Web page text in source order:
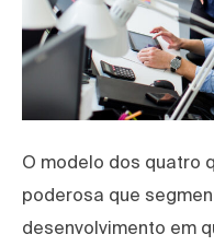
O modelo dos quatro
poderosa que
desenvolvimento em